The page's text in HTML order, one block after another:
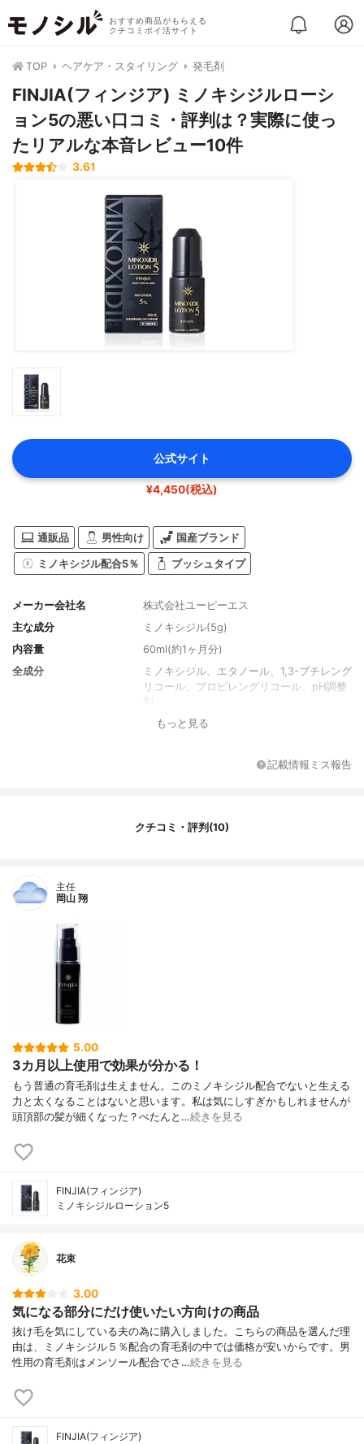
おすすめ商品がもらえる
クチコミポイ活サイト
TOP ヘアケア・スタイリング 発毛剤
FINJIA(フィンジア) ミノキシジルローシ
ョン5の悪い口コミ・評判は？実際に使っ
たリアルな本音レビュー10件
3.61
公式サイト
¥4,450(税込)
通販品 男性向け 国産ブランド
ミノキシジル配合5％ プッシュタイプ
メーカー会社名
株式会社ユーピーエス
主な成分
ミノキシジル(5g)
内容量
60ml(約1ヶ月分)
全成分
ミノキシジル、エタノール、1,3-ブチレング
リコール、プロピレングリコール、pH調整
剤
無香料
もっと見る
記載情報ミス報告
クチコミ・評判(10)
主任
岡山 翔
5.00
3カ月以上使用で効果が分かる！
もう普通の育毛剤は生えません。このミノキシジル配合でないと生える
力と太くなることはないと思います。私は気にしすぎかもしれませんが
頭頂部の髪が細くなった？ぺたんと…続きを見る
FINJIA(フィンジア)
ミノキシジルローション5
花束
3.00
気になる部分にだけ使いたい方向けの商品
抜け毛を気にしている夫の為に購入しました。こちらの商品を選んだ理
由は、ミノキシジル５％配合の育毛剤の中では価格が安いからです。男
性用の育毛剤はメンソール配合でさ…続きを見る
FINJIA(フィンジア)